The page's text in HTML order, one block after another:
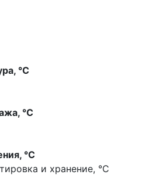
°С
°С
°С
и хранение, °С